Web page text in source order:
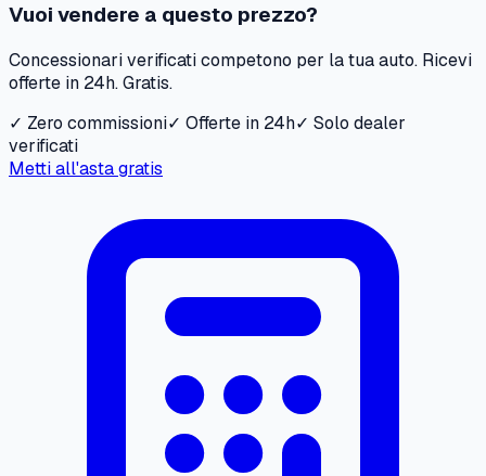
Vuoi vendere a questo prezzo?
Concessionari verificati competono per la tua auto. Ricevi
offerte in 24h. Gratis.
✓ Zero commissioni✓ Offerte in 24h✓ Solo dealer
verificati
Metti all'asta gratis